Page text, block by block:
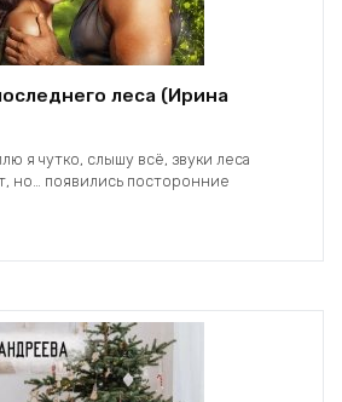
леса (Ирина
я чутко, слышу всё, звуки леса
но… появились посторонние